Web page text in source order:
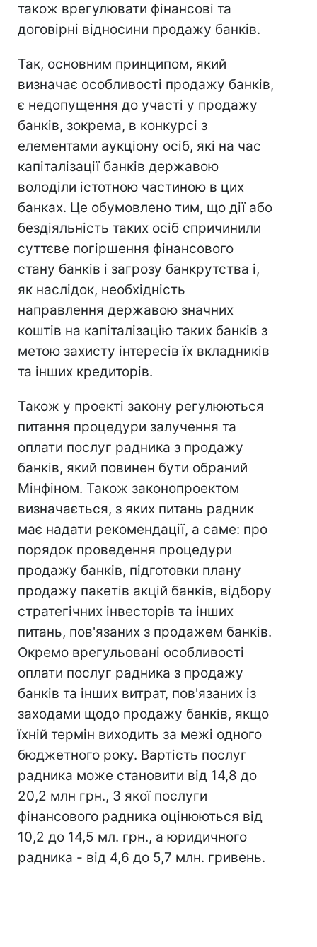
також врегулювати фінансові та
договірні відносини продажу банків.
Так, основним принципом, який
визначає особливості продажу банків,
є недопущення до участі у продажу
банків, зокрема, в конкурсі з
елементами аукціону осіб, які на час
капіталізації банків державою
володіли істотною частиною в цих
банках. Це обумовлено тим, що дії або
бездіяльність таких осіб спричинили
суттєве погіршення фінансового
стану банків і загрозу банкрутства і,
як наслідок, необхідність
направлення державою значних
коштів на капіталізацію таких банків з
метою захисту інтересів їх вкладників
та інших кредиторів.
Також у проекті закону регулюються
питання процедури залучення та
оплати послуг радника з продажу
банків, який повинен бути обраний
Мінфіном. Також законопроектом
визначається, з яких питань радник
має надати рекомендації, а саме: про
порядок проведення процедури
продажу банків, підготовки плану
продажу пакетів акцій банків, відбору
стратегічних інвесторів та інших
питань, пов'язаних з продажем банків.
Окремо врегульовані особливості
оплати послуг радника з продажу
банків та інших витрат, пов'язаних із
заходами щодо продажу банків, якщо
їхній термін виходить за межі одного
бюджетного року. Вартість послуг
радника може становити від 14,8 до
20,2 млн грн., З якої послуги
фінансового радника оцінюються від
10,2 до 14,5 мл. грн., а юридичного
радника - від 4,6 до 5,7 млн. гривень.